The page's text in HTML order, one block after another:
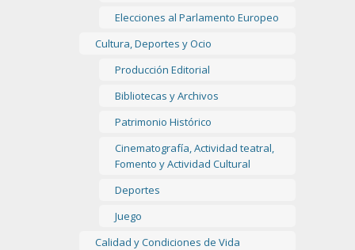
Elecciones al Parlamento Europeo
Cultura, Deportes y Ocio
Producción Editorial
Bibliotecas y Archivos
Patrimonio Histórico
Cinematografía, Actividad teatral,
Fomento y Actividad Cultural
Deportes
Juego
Calidad y Condiciones de Vida